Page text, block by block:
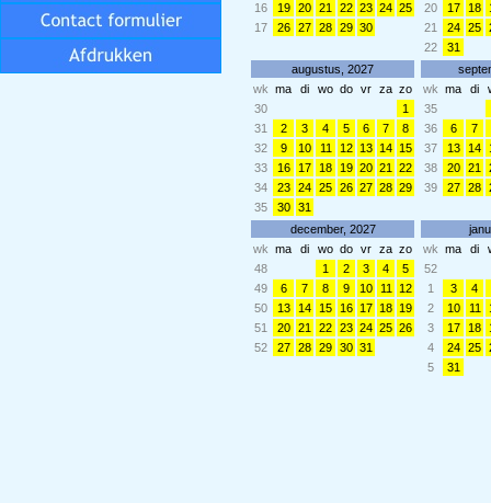
16
19 20 21 22 23 24 25
17
26 27 28 29 30
20
17 18
21
24 25
22
31
augustus, 2027
wk ma di wo do vr za zo
30
1
31
2 3 4 5 6 7
8
32
9 10 11 12 13 14 15
33
16 17 18 19 20 21
22
34
23 24 25 26 27 28 29
35
30 31
wk ma di
35
36
6
7
37
13 14
38
20 21
39
27 28
december, 2027
wk ma di wo do vr za zo
48
1 2 3 4
5
49
6 7 8 9 10 11
12
50
13 14 15 16 17 18 19
51
20 21 22 23 24 25 26
52
27 28 29 30 31
wk ma di
52
1
3
4
2
10 11
3
17 18
4
24 25
5
31